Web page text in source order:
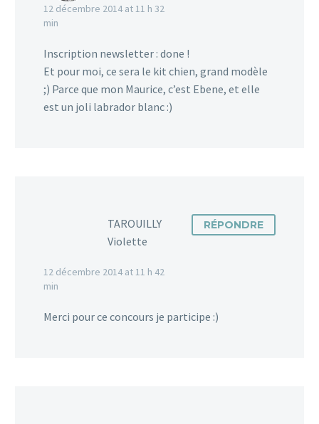
12 décembre 2014 at 11 h 32
min
Inscription newsletter : done !
Et pour moi, ce sera le kit chien, grand modèle
;) Parce que mon Maurice, c’est Ebene, et elle
est un joli labrador blanc :)
TAROUILLY
Violette
12 décembre 2014 at 11 h 42
min
RÉPONDRE
Merci pour ce concours je participe :)